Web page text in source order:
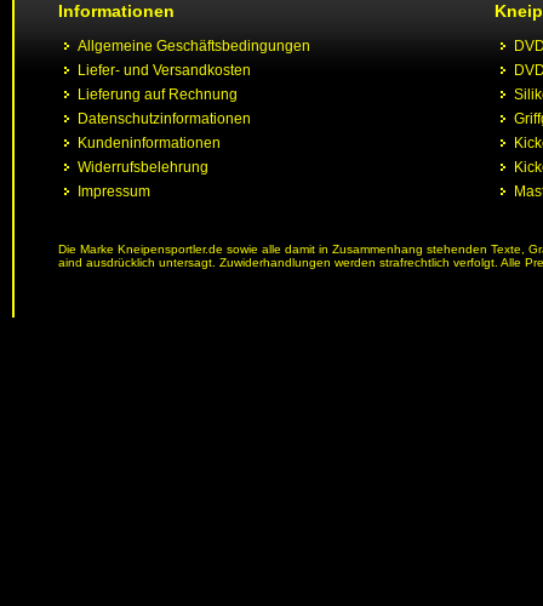
Informationen
Allgemeine Geschäftsbedingungen
Liefer- und Versandkosten
Lieferung auf Rechnung
Datenschutzinformationen
Kundeninformationen
Widerrufsbelehrung
Impressum
Die Marke Kneipensportler.de sowie alle damit in Zusammenhang stehenden Texte,
aind ausdrücklich untersagt. Zuwiderhandlungen werden strafrechtlich verfolgt. Alle